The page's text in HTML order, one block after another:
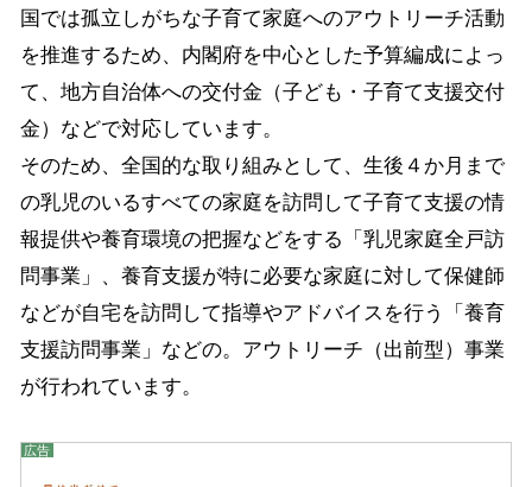
国では孤立しがちな子育て家庭へのアウトリーチ活動
を推進するため、内閣府を中心とした予算編成によっ
て、地方自治体への交付金（子ども・子育て支援交付
金）などで対応しています。
そのため、全国的な取り組みとして、生後４か月まで
の乳児のいるすべての家庭を訪問して子育て支援の情
報提供や養育環境の把握などをする「乳児家庭全戸訪
問事業」、養育支援が特に必要な家庭に対して保健師
などが自宅を訪問して指導やアドバイスを行う「養育
支援訪問事業」などの。アウトリーチ（出前型）事業
が行われています。